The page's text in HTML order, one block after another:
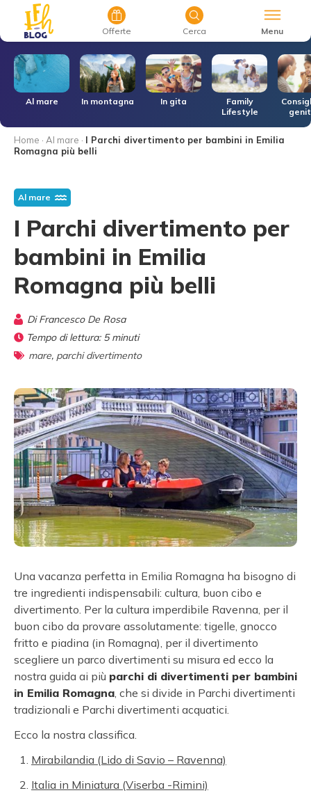
Menu
Cerca
Offerte
Al mare In montagna In gita
Family
Lifestyle
Home · Al mare · I Parchi divertimento per bambini in Emilia
Romagna più belli
Al mare
I Parchi divertimento per
bambini in Emilia
Romagna più belli
DiFrancesco De Rosa
Tempo di lettura: 5 minuti
mare, parchi divertimento
Una vacanza perfetta in Emilia Romagna ha bisogno di
tre ingredienti indispensabili: cultura, buon cibo e
divertimento. Per la cultura imperdibile Ravenna, per il
buon cibo da provare assolutamente: tigelle, gnocco
fritto e piadina (in Romagna), per il divertimento
scegliere un parco divertimenti su misura ed ecco la
nostra guida ai più parchi di divertimenti per bambini
in Emilia Romagna, che si divide in Parchi divertimenti
tradizionali e Parchi divertimenti acquatici.
Ecco la nostra classifica.
Mirabilandia (Lido di Savio – Ravenna)
Italia in Miniatura (Viserba -Rimini)